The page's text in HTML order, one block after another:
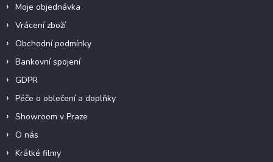
Moje objednávka
Vrácení zboží
Obchodní podmínky
Bankovní spojení
GDPR
Péče o oblečení a doplňky
Showroom v Praze
O nás
Krátké filmy